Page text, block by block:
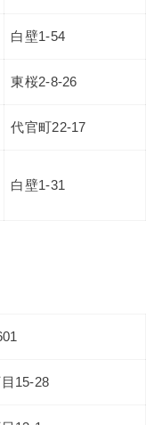
白壁1-54
東桜2-8-26
代官町22-17
白壁1-31
15-28